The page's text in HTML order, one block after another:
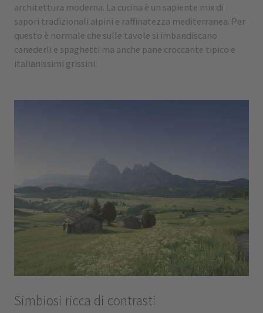
architettura moderna. La cucina è un sapiente mix di
sapori tradizionali alpini e raffinatezza mediterranea. Per
questo è normale che sulle tavole si imbandiscano
canederli e spaghetti ma anche pane croccante tipico e
italianissimi grissini.
Simbiosi ricca di contrasti